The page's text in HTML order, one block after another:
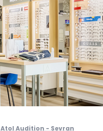
Atol Audition - Sevran